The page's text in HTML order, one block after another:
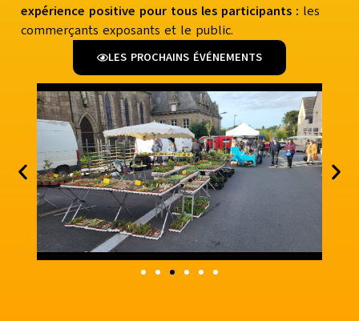
expérience positive pour tous les participants : les
commerçants exposants et le public.
LES PROCHAINS ÉVÉNEMENTS